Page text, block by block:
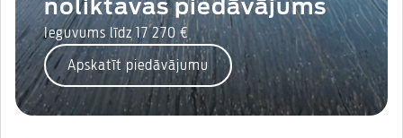
noliktavas piedāvājums
Ieguvums līdz 17 270 €
Apskatīt piedāvājumu